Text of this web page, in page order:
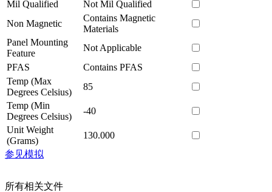
Mil Qualified
Not Mil Qualified
Non Magnetic
Contains Magnetic
Materials
Panel Mounting
Feature
Not Applicable
PFAS
Contains PFAS
Temp (Max
Degrees Celsius)
85
Temp (Min
Degrees Celsius)
-40
Unit Weight
(Grams)
130.000
参见模拟
所有相关文件